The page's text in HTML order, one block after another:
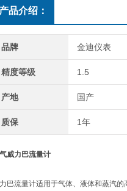
产品介绍：
品牌 金迪仪表
精度等级 1.5
产地 国产
质保 1年
威力巴流量计
巴流量计适用于气体、液体和蒸汽